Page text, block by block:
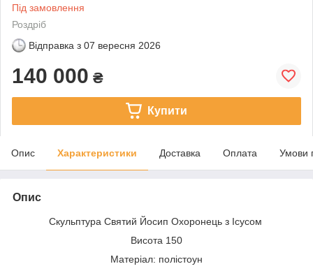
Під замовлення
Роздріб
Відправка з 07 вересня 2026
140 000 ₴
Купити
Опис Характеристики Доставка Оплата Умови
Опис
Скульптура Святий Йосип Охоронець з Ісусом
Висота 150
Матеріал: полістоун